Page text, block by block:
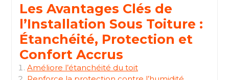
Les Avantages Clés de
l’Installation Sous Toiture :
Étanchéité, Protection et
Confort Accrus
Améliore l’étanchéité du toit